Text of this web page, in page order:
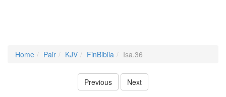
Home Pair KJV FinBiblia Isa.36
Previous Next